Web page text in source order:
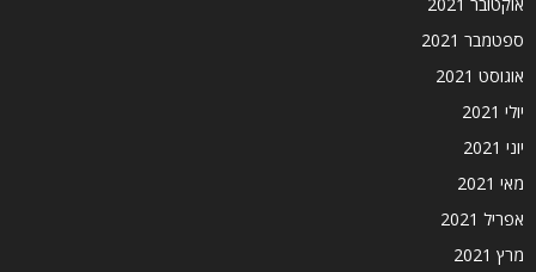
ספטמבר 2021
אוגוסט 2021
יולי 2021
יוני 2021
מאי 2021
אפריל 2021
מרץ 2021